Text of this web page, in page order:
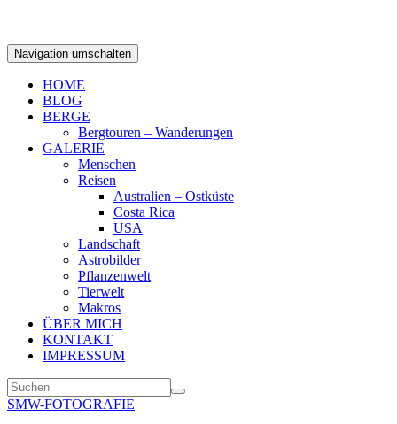
Navigation umschalten
HOME
BLOG
BERGE
Bergtouren – Wanderungen
GALERIE
Menschen
Reisen
Australien – Ostküste
Costa Rica
USA
Landschaft
Astrobilder
Pflanzenwelt
Tierwelt
Makros
ÜBER MICH
KONTAKT
IMPRESSUM
SMW-FOTOGRAFIE